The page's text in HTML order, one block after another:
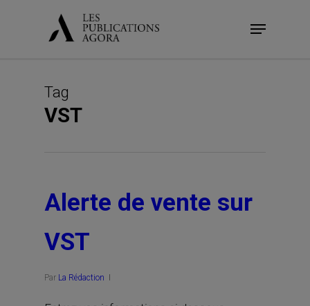
Menu
Tag
VST
Alerte de vente sur
VST
Par La Rédaction